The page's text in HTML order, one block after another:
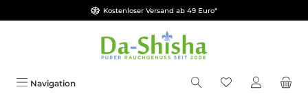
Zum Hauptinhalt springenKostenloser Versand ab 49 Euro*
Navigation Du hast 0